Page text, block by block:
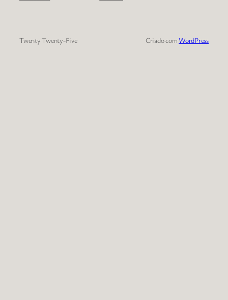
Twenty Twenty-Five Criado com WordPress